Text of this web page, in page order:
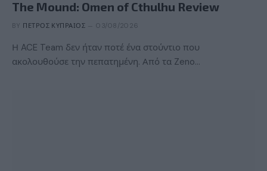
The Mound: Omen of Cthulhu Review
BY ΠΈΤΡΟΣ ΚΥΠΡΑΊΟΣ 03/08/2026
Η ACE Team δεν ήταν ποτέ ένα στούντιο που
ακολουθούσε την πεπατημένη. Από τα Zeno…